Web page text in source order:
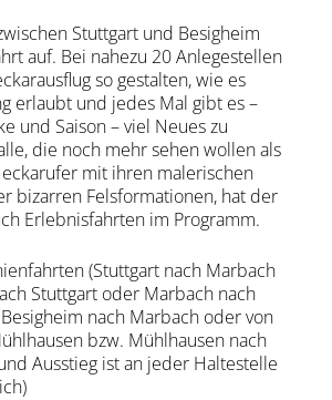
Stuttgart und Besigheim
auf. Bei nahezu 20 Anlegestellen
so gestalten, wie es
erlaubt und jedes Mal gibt es –
und Saison – viel Neues zu
die noch mehr sehen wollen als
mit ihren malerischen
bizarren Felsformationen, hat der
Erlebnisfahrten im Programm.
(Stuttgart nach Marbach
Stuttgart oder Marbach nach
nach Marbach oder von
bzw. Mühlhausen nach
Ausstieg ist an jeder Haltestelle